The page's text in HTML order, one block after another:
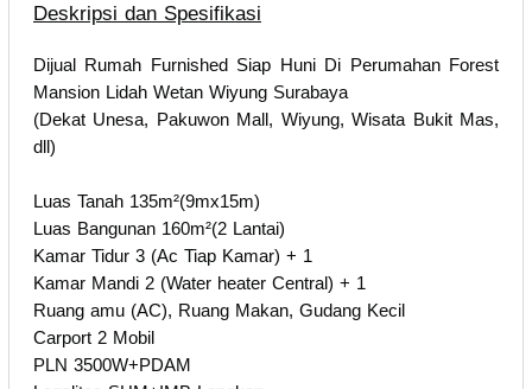
Deskripsi dan Spesifikasi
Dijual Rumah Furnished Siap Huni Di Perumahan Forest
Mansion Lidah Wetan Wiyung Surabaya
(Dekat Unesa, Pakuwon Mall, Wiyung, Wisata Bukit Mas,
dll)
Luas Tanah 135m²(9mx15m)
Luas Bangunan 160m²(2 Lantai)
Kamar Tidur 3 (Ac Tiap Kamar) + 1
Kamar Mandi 2 (Water heater Central) + 1
Ruang amu (AC), Ruang Makan, Gudang Kecil
Carport 2 Mobil
PLN 3500W+PDAM